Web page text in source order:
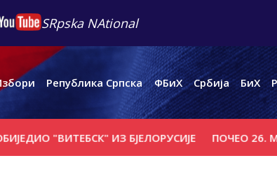
SRpska NAtional
Република Српска ФБиХ Србија БиХ
"ВИТЕБСК" ИЗ БЈЕЛОРУСИЈЕ ПОЧЕО 26.